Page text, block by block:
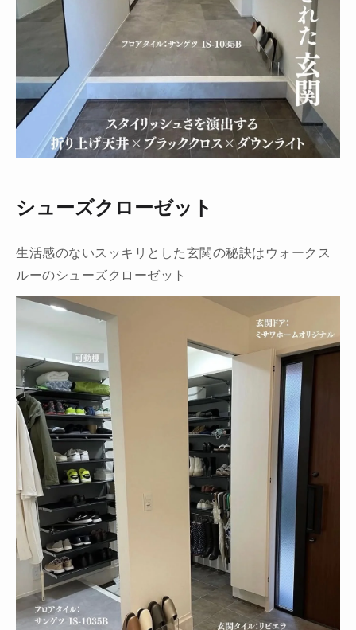
シューズクローゼット
生活感のないスッキリとした玄関の秘訣はウォークス
ルーのシューズクローゼット